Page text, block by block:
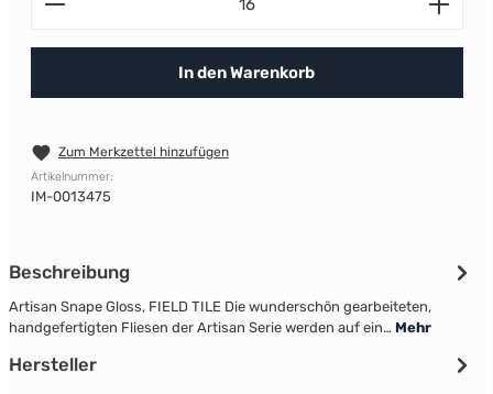
In den Warenkorb
Zum Merkzettel hinzufügen
Artikelnummer:
IM-0013475
Beschreibung
Artisan Snape Gloss, FIELD TILE Die wunderschön gearbeiteten,
handgefertigten Fliesen der Artisan Serie werden auf ein… Mehr
Hersteller